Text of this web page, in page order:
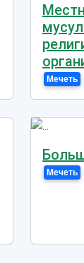
Мечеть
Мечеть